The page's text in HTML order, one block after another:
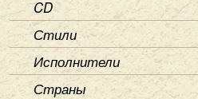
CD
Стили
Исполнители
Страны